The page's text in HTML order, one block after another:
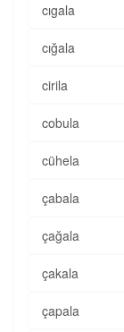
cıgala
cığala
cirila
cobula
cühela
çabala
çağala
çakala
çapala